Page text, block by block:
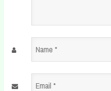
Name
Email